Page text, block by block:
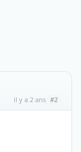
il y a 2 ans #2